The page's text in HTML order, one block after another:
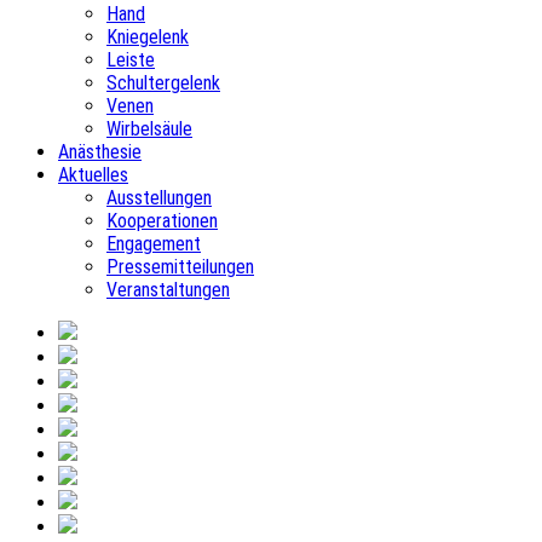
Hand
Kniegelenk
Leiste
Schultergelenk
Venen
Wirbelsäule
Anästhesie
Aktuelles
Ausstellungen
Kooperationen
Engagement
Pressemitteilungen
Veranstaltungen